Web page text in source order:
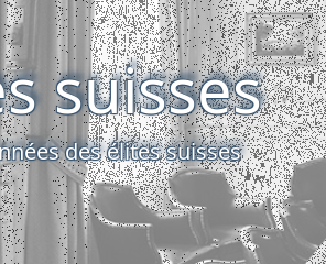
suisses
des élites suisses